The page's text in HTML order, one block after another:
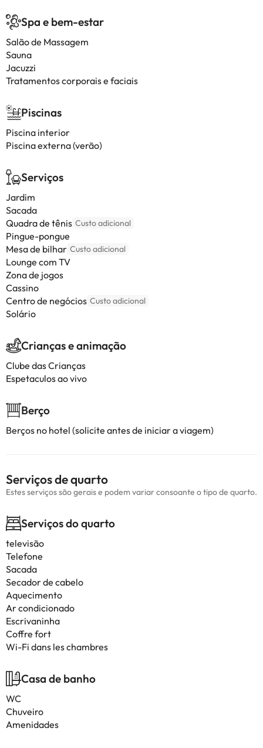
Spa e bem-estar
Salão de Massagem
Sauna
Jacuzzi
Tratamentos corporais e faciais
Piscinas
Piscina interior
Piscina externa (verão)
Serviços
Jardim
Sacada
Quadra de tênis Custo adicional
Pingue-pongue
Mesa de bilhar Custo adicional
Lounge com TV
Zona de jogos
Cassino
Centro de negócios Custo adicional
Solário
Crianças e animação
Clube das Crianças
Espetaculos ao vivo
Berço
Berços no hotel (solicite antes de iniciar a viagem)
Serviços de quarto
Estes serviços são gerais e podem variar consoante o tipo de quarto.
Serviços do quarto
televisão
Telefone
Sacada
Secador de cabelo
Aquecimento
Ar condicionado
Escrivaninha
Coffre fort
Wi-Fi dans les chambres
Casa de banho
WC
Chuveiro
Amenidades